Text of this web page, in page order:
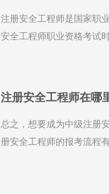
注册安全工程师是国家职
安全工程师职业资格考试
注册安全工程师在哪
总之，想要成为中级注册
册安全工程师的报考流程